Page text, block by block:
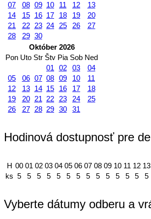
07
08 09 10 11 12
13
14
15 16 17 18 19
20
21
22 23 24 25 26
27
28
29 30
Október 2026
Pon Uto Str Štv Pia Sob Ned
01
02 03
04
05
06 07 08 09 10
11
12
13 14 15 16 17
18
19
20 21 22 23 24
25
26
27 28 29 30 31
Hodinová dostupnosť pre
H 00 01 02 03 04 05 06 07 08 09 10 11 12 13
ks 5 5 5 5 5 5 5 5 5 5 5 5 5 5
Vyberte dátumy odberu a